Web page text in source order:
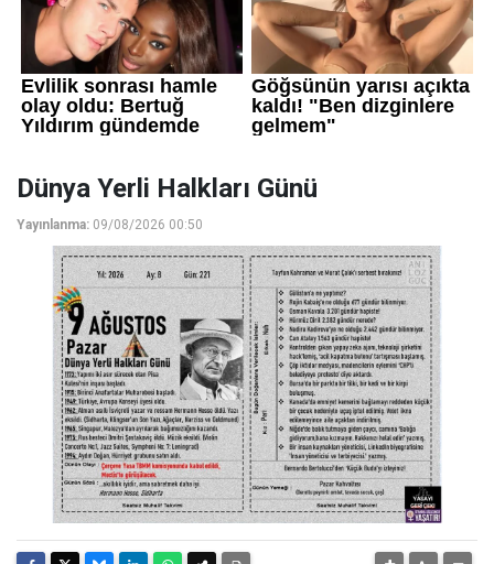
Dünya Yerli Halkları Günü
Yayınlanma: 09/08/2026 00:50